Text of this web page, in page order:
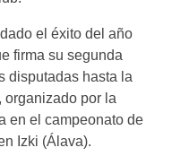
el éxito del año
firma su segunda
disputadas hasta la
organizado por la
en el campeonato de
Izki (Álava).